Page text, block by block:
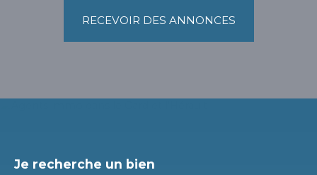
RECEVOIR DES ANNONCES
Je recherche un bien